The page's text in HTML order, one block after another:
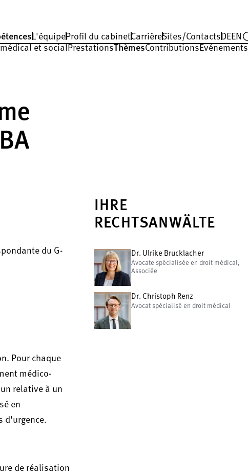
L'équipeProfil du cabinetCarrièreSites/ContactsDEEN
et socialPrestationsThèmesContributionsÉvénements
du G-
Pour chaque
médico-
relative à un
en
d'urgence.
de réalisation
IHRE
RECHTSANWÄLTE
Dr. Ulrike Brucklacher
Avocate spécialisée en droit médical,
Associée
Dr. Christoph Renz
Avocat spécialisé en droit médical